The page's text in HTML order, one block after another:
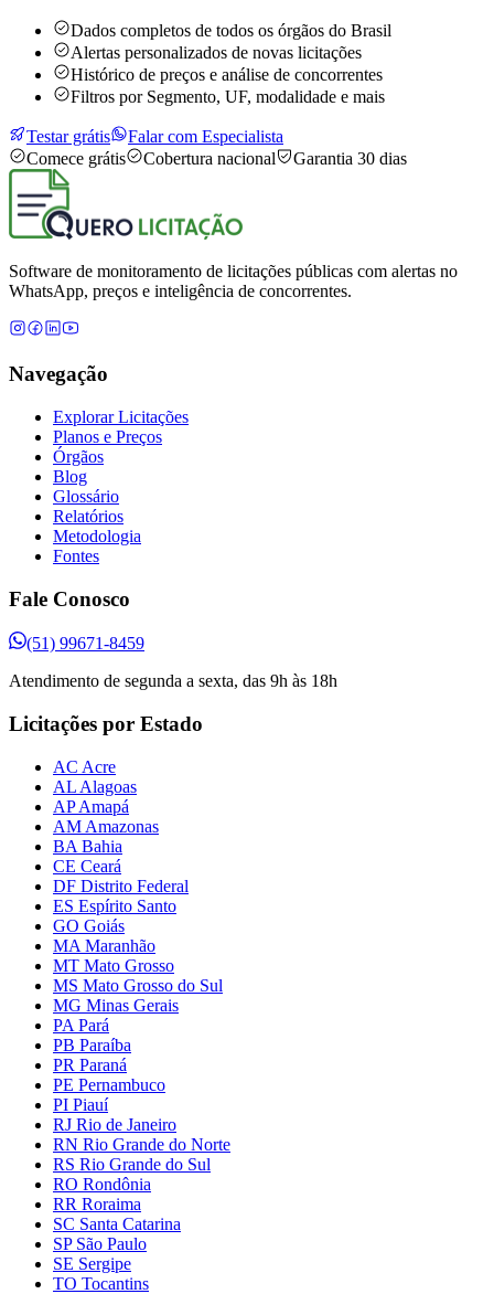
Dados completos de todos os órgãos do Brasil
Alertas personalizados de novas licitações
Histórico de preços e análise de concorrentes
Filtros por Segmento, UF, modalidade e mais
Testar grátis
Falar com Especialista
Comece grátis
Cobertura nacional Garantia 30 dias
Software de monitoramento de licitações públicas com alertas no
WhatsApp, preços e inteligência de concorrentes.
Navegação
Explorar Licitações
Planos e Preços
Órgãos
Blog
Glossário
Relatórios
Metodologia
Fontes
Fale Conosco
(51) 99671-8459
Atendimento de segunda a sexta, das 9h às 18h
Licitações por Estado
AC Acre
AL Alagoas
AP Amapá
AM Amazonas
BA Bahia
CE Ceará
DF Distrito Federal
ES Espírito Santo
GO Goiás
MA Maranhão
MT Mato Grosso
MS Mato Grosso do Sul
MG Minas Gerais
PA Pará
PB Paraíba
PR Paraná
PE Pernambuco
PI Piauí
RJ Rio de Janeiro
RN Rio Grande do Norte
RS Rio Grande do Sul
RO Rondônia
RR Roraima
SC Santa Catarina
SP São Paulo
SE Sergipe
TO Tocantins